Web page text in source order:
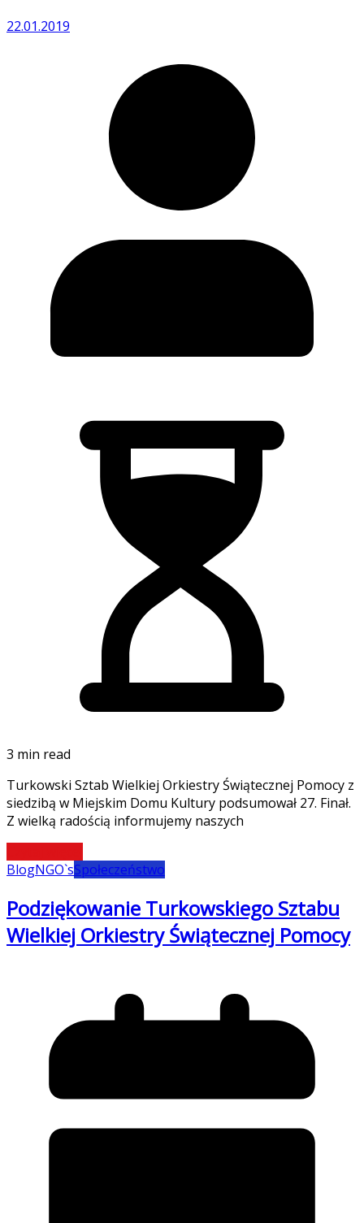
22.01.2019
3 min read
Turkowski Sztab Wielkiej Orkiestry Świątecznej Pomocy z
siedzibą w Miejskim Domu Kultury podsumował 27. Finał.
Z wielką radością informujemy naszych
BlogNGO`sSpołeczeństwo
Podziękowanie Turkowskiego Sztabu
Wielkiej Orkiestry Świątecznej Pomocy